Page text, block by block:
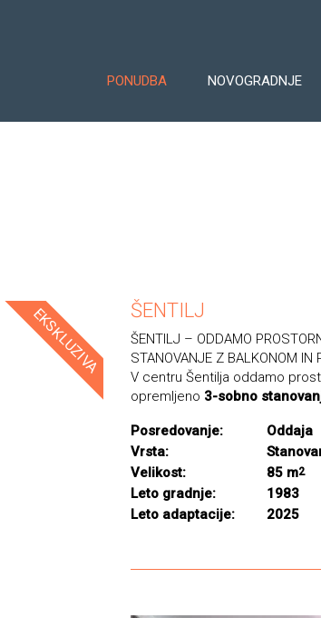
PONUDBA NOVOGRADNJE
EKSKLUZIVA ŠENTILJ
ŠENTILJ – ODDAMO
STANOVANJE Z BALKONOM IN
V centru Šentilja oddamo
opremljeno 3-sobno
Posredovanje:
Oddaja
Vrsta:
Velikost:
85 m2
Leto gradnje:
1983
Leto adaptacije:
2025